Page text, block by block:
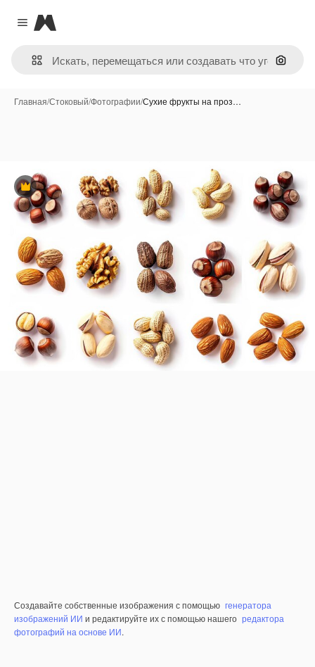
Close menu
Magnific
Поиск
Главная/Стоковый/Фотографии/Сухие фрукты на проз…
Премиум
Создавайте собственные изображения с помощью генератора
изображений ИИ и редактируйте их с помощью нашего редактора
фотографий на основе ИИ.